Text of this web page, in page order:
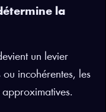
la
un levier
ou incohérentes, les